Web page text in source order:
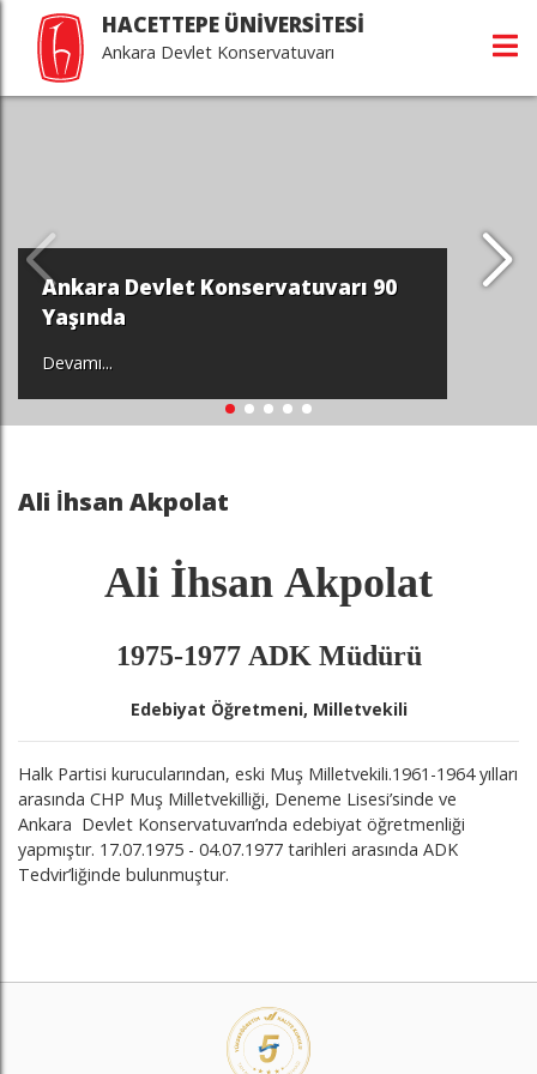
HACETTEPE ÜNİVERSİTESİ
Ankara Devlet Konservatuvarı
Konservatuvarı 90
Ali İhsan Akpolat
Ali İhsan Akpolat
1975-1977 ADK Müdürü
Edebiyat Öğretmeni, Milletvekili
Halk Partisi kurucularından, eski Muş Milletvekili.1961-1964 yılları
arasında CHP Muş Milletvekilliği, Deneme Lisesi’sinde ve
Ankara Devlet Konservatuvarı’nda edebiyat öğretmenliği
yapmıştır. 17.07.1975 - 04.07.1977 tarihleri arasında ADK
Tedvir’liğinde bulunmuştur.